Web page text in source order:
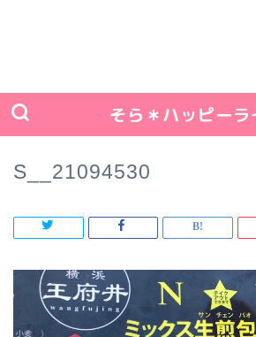
そら＊ハッピーラ
S__21094530